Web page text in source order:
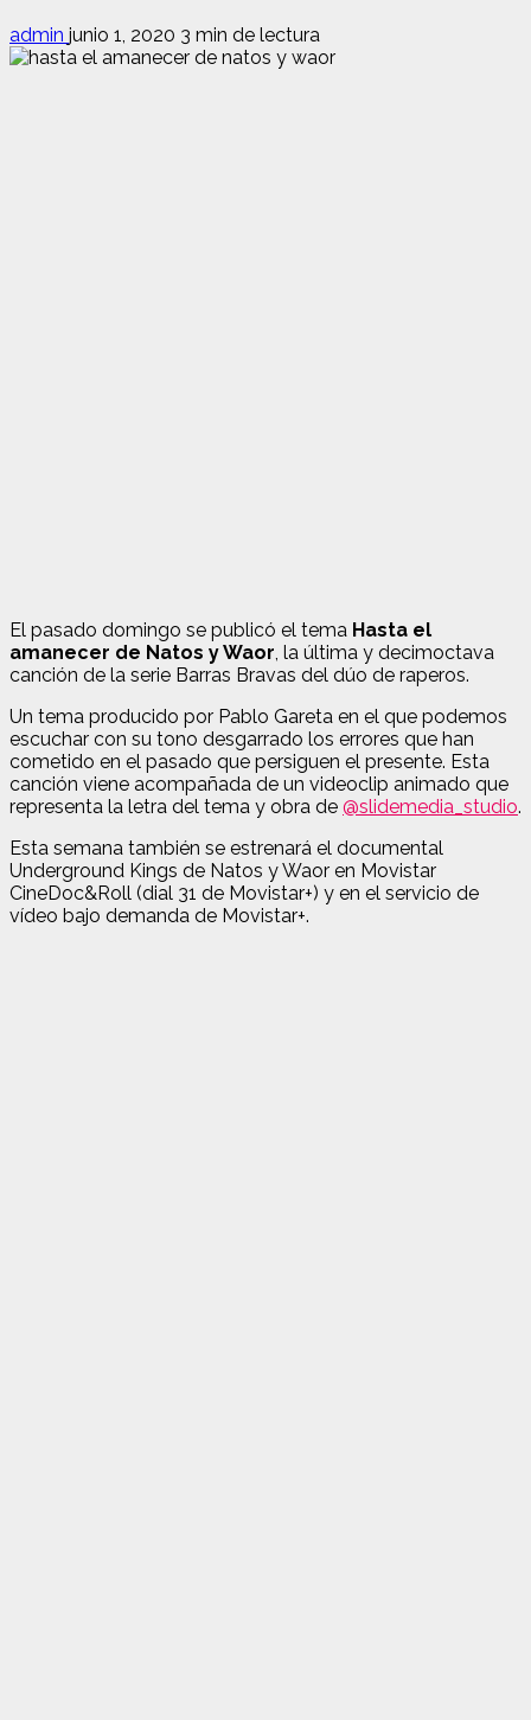
admin junio 1, 2020 3 min de lectura
El pasado domingo se publicó el tema Hasta el
amanecer de Natos y Waor, la última y decimoctava
canción de la serie Barras Bravas del dúo de raperos.
Un tema producido por Pablo Gareta en el que podemos
escuchar con su tono desgarrado los errores que han
cometido en el pasado que persiguen el presente. Esta
canción viene acompañada de un videoclip animado que
representa la letra del tema y obra de @slidemedia_studio.
Esta semana también se estrenará el documental
Underground Kings de Natos y Waor en Movistar
CineDoc&Roll (dial 31 de Movistar+) y en el servicio de
vídeo bajo demanda de Movistar+.